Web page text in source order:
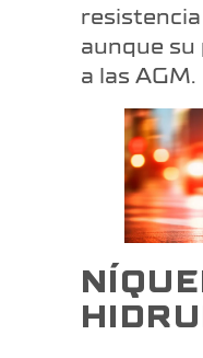
aunque su
a las AGM.